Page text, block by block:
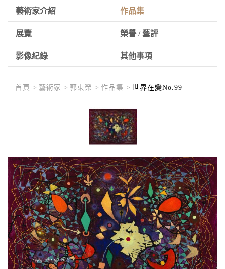
藝術家介紹 作品集
展覽 榮譽 / 藝評
影像紀錄 其他事項
首頁 > 藝術家 > 郭東榮 > 作品集 > 世界在變No.99